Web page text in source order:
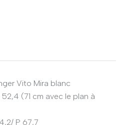
Vito Mira blanc
52,4 (71 cm avec le plan à
P 67,7